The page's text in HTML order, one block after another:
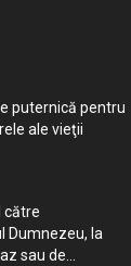
puternică pentru
ale vieţii
Dumnezeu, la
sau de...